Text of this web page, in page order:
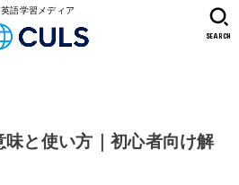
英語学習メディア
SEARCH
と使い方｜初心者向け解